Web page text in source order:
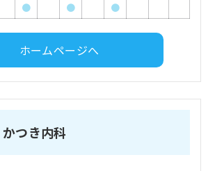
● ● ●
ホームページへ
つき内科